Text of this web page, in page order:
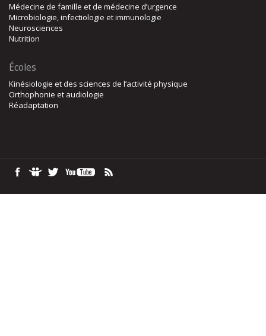
Médecine de famille et de médecine d’urgence
Microbiologie, infectiologie et immunologie
Neurosciences
Nutrition
Écoles
Kinésiologie et des sciences de l’activité physique
Orthophonie et audiologie
Réadaptation